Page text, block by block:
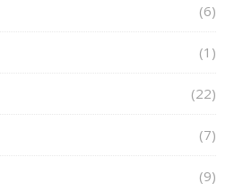
(6)
(1)
(22)
(7)
(9)